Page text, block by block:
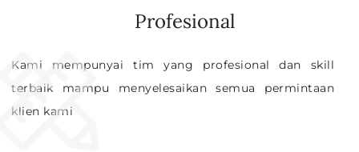
Profesional
Kami mempunyai tim yang profesional dan skill
terbaik mampu menyelesaikan semua permintaan
klien kami